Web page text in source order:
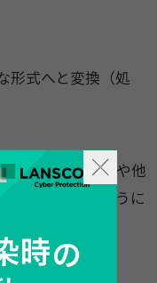
形式へと変換（処
タは、事実確認や他
、活用できるように